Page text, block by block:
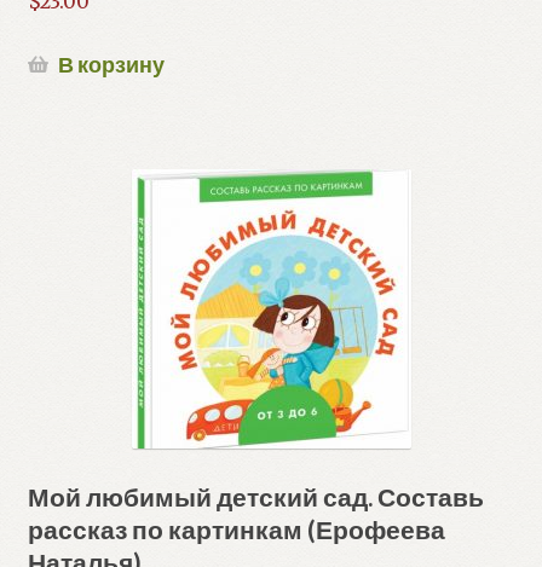
В корзину
Мой любимый детский сад. Составь
рассказ по картинкам (Ерофеева